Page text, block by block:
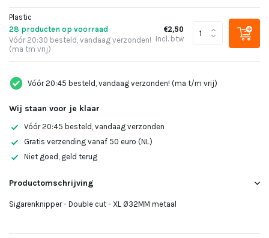
Plastic
28 producten op voorraad
Vóór 20:30 besteld, vandaag verzonden!
(ma tm vrij)
€2,50
Incl. btw
Vóór 20:45 besteld, vandaag verzonden! (ma t/m vrij)
Wij staan voor je klaar
Vóór 20:45 besteld, vandaag verzonden
Gratis verzending vanaf 50 euro (NL)
Niet goed, geld terug
Productomschrijving
Sigarenknipper - Double cut - XL Ø32MM metaal